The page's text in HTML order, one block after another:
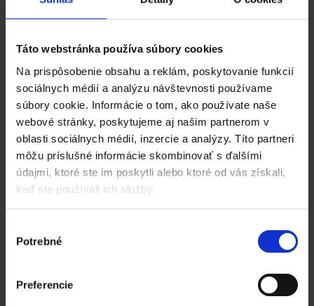
Táto webstránka používa súbory cookies
Na prispôsobenie obsahu a reklám, poskytovanie funkcií
sociálnych médií a analýzu návštevnosti používame
súbory cookie. Informácie o tom, ako používate naše
webové stránky, poskytujeme aj našim partnerom v
oblasti sociálnych médií, inzercie a analýzy. Títo partneri
môžu príslušné informácie skombinovať s ďalšími
údajmi, ktoré ste im poskytli alebo ktoré od vás získali,
keď ste používali ich služby.
súhlasu
Potrebné
Preferencie
Systém Katana ponúkaširokú možnosť
personalizácie tlače pre zákazníkov.Pre každého
zákazníka, dokonca pre každú prevádzku zákazníka je
možné nastaviť rôzne spôsoby tlače dokladov a rôzne
údaje na dokladoch. Správne nastavenie systému síce
chvíľu času zaberie, avšak pri expedícii tovaru a
následnej tlači dokumentov ušetrí veľa času. Používateľ
si tak nemusí pamätať požiadavky zákazníkov a po
expedícii tovaru jednoducho vytlačí doklady so
správnym obsahom.
Samozrejme nezabúdame ani na digitálnu formu.
komunikácie. Pomocou zaslania dokladov priamo z
aby to bolo ešte osobnejšie, tak pre každú prevádzku sa
vystavený doklad môže poslať na samostatnú emailovú